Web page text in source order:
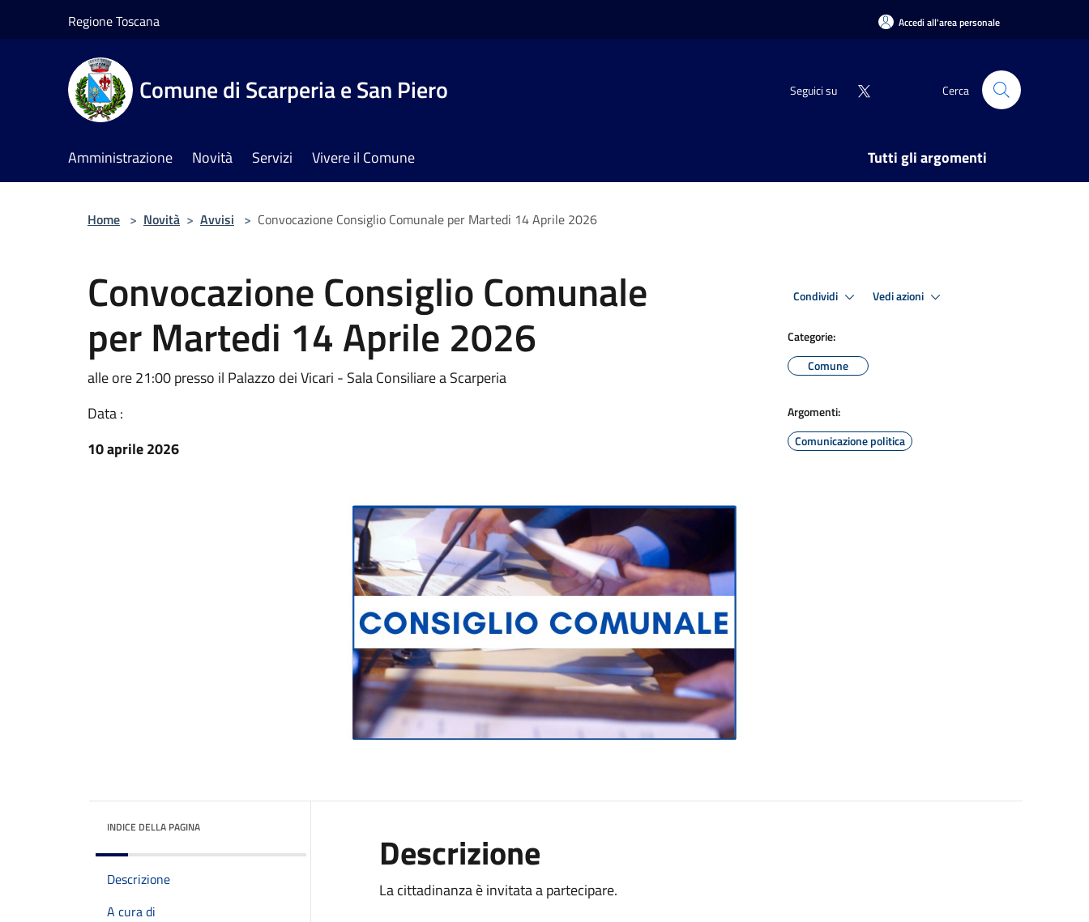
Regione Toscana Accedi all'area personale
Comune di Scarperia e San Piero Seguici su Cerca
Amministrazione Novità Servizi Vivere il Comune Tutti gli argomenti
Home > Novità > Avvisi > Convocazione Consiglio Comunale per Martedi 14 Aprile 2026
Convocazione Consiglio Comunale
per Martedi 14 Aprile 2026
alle ore 21:00 presso il Palazzo dei Vicari - Sala Consiliare a Scarperia
Data :
10 aprile 2026
Condividi Vedi azioni
Categorie:
Comune
Argomenti:
Comunicazione politica
INDICE DELLA PAGINA
Descrizione
A cura di
Descrizione
La cittadinanza è invitata a partecipare.